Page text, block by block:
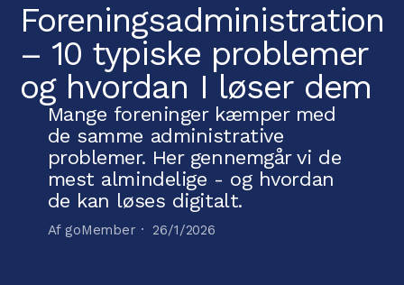
Foreningsadministration
– 10 typiske problemer
og hvordan I løser dem
Mange foreninger kæmper med
de samme administrative
problemer. Her gennemgår vi de
mest almindelige - og hvordan
de kan løses digitalt.
Af goMember ·26/1/2026